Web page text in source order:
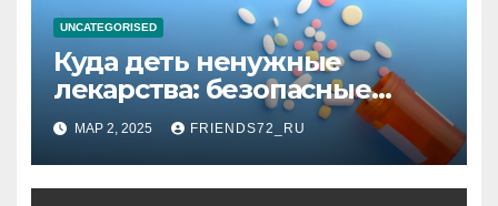
UNCATEGORISED
Куда деть ненужные
лекарства: безопасные
способы утилизации
МАР 2, 2025 FRIENDS72_RU